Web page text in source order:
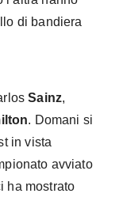
di bandiera
Sainz,
. Domani si
in vista
avviato
ha mostrato